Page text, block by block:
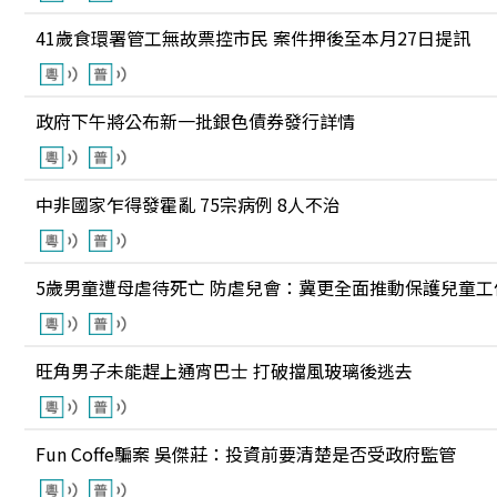
41歲食環署管工無故票控市民 案件押後至本月27日提訊
政府下午將公布新一批銀色債券發行詳情
中非國家乍得發霍亂 75宗病例 8人不治
5歲男童遭母虐待死亡 防虐兒會：冀更全面推動保護兒童
旺角男子未能趕上通宵巴士 打破擋風玻璃後逃去
Fun Coffe騙案 吳傑莊：投資前要清楚是否受政府監管